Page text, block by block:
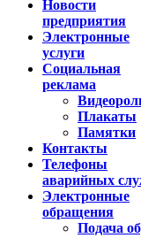
Новости
предприятия
Электронные
услуги
Социальная
реклама
Плакаты
Памятки
Контакты
Телефоны
аварийных
Электронные
обращения
Подача